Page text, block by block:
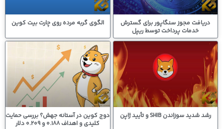
دریافت مجوز سنگاپور برای گسترش
خدمات پرداخت توسط ریپل
الگوی گربه مرده روی چارت بیت کوین
رشد شدید سوزاندن SHIB و تأیید ژاپن
دوج کوین در آستانه جهش؟ بررسی حمایت
کلیدی و اهداف 0.188 و 0.209 دلار